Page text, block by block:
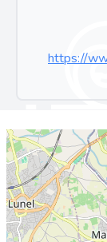
https://